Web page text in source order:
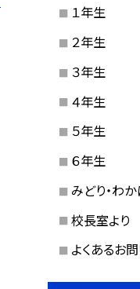
１年生
２年生
３年生
４年生
５年生
６年生
みどり・わ
校長室より
よくあるお